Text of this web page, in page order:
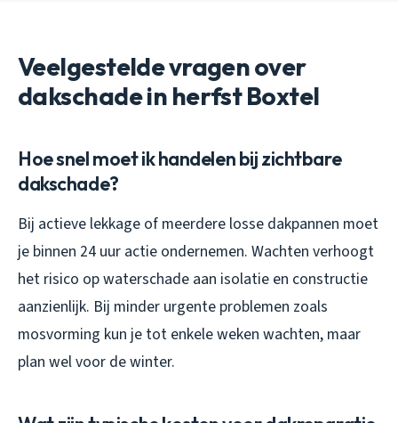
Veelgestelde vragen over
dakschade in herfst Boxtel
Hoe snel moet ik handelen bij zichtbare
dakschade?
Bij actieve lekkage of meerdere losse dakpannen moet
je binnen 24 uur actie ondernemen. Wachten verhoogt
het risico op waterschade aan isolatie en constructie
aanzienlijk. Bij minder urgente problemen zoals
mosvorming kun je tot enkele weken wachten, maar
plan wel voor de winter.